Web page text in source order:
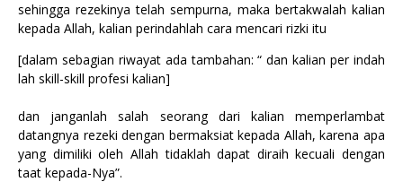
sehingga rezekinya telah sempurna, maka bertakwalah kalian
kepada Allah, kalian perindahlah cara mencari rizki itu
[dalam sebagian riwayat ada tambahan: “ dan kalian per indah
lah skill-skill profesi kalian]
dan janganlah salah seorang dari kalian memperlambat
datangnya rezeki dengan bermaksiat kepada Allah, karena apa
yang dimiliki oleh Allah tidaklah dapat diraih kecuali dengan
taat kepada-Nya”.